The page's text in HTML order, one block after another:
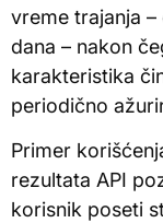
vreme trajanja
dana – nakon
karakteristika
periodično
Primer
rezultata API
korisnik poseti